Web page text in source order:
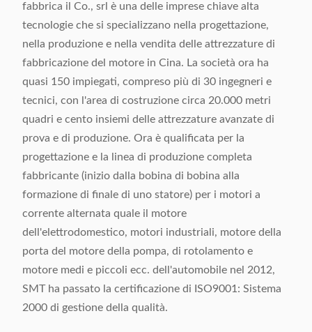
fabbrica il Co., srl è una delle imprese chiave alta
tecnologie che si specializzano nella progettazione,
nella produzione e nella vendita delle attrezzature di
fabbricazione del motore in Cina. La società ora ha
quasi 150 impiegati, compreso più di 30 ingegneri e
tecnici, con l'area di costruzione circa 20.000 metri
quadri e cento insiemi delle attrezzature avanzate di
prova e di produzione. Ora è qualificata per la
progettazione e la linea di produzione completa
fabbricante (inizio dalla bobina di bobina alla
formazione di finale di uno statore) per i motori a
corrente alternata quale il motore
dell'elettrodomestico, motori industriali, motore della
porta del motore della pompa, di rotolamento e
motore medi e piccoli ecc. dell'automobile nel 2012,
SMT ha passato la certificazione di ISO9001: Sistema
2000 di gestione della qualità.